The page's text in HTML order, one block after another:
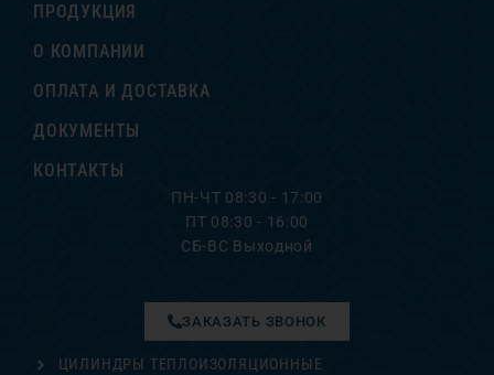
ПРОДУКЦИЯ
О КОМПАНИИ
ОПЛАТА И ДОСТАВКА
ДОКУМЕНТЫ
КОНТАКТЫ
ПН-ЧТ 08:30 - 17:00
ПТ 08:30 - 16:00
СБ-ВС Выходной
ЦИЛИНДРЫ ТЕПЛОИЗОЛЯЦИОННЫЕ
ЗАКАЗАТЬ ЗВОНОК